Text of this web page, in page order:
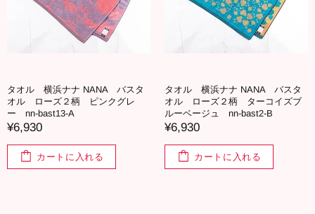
タオル 横浜ナナ NANA バスタ
オル ローズ２柄 ピンクグレ
ー nn-bast13-A
¥6,930
カートに入れる
タオル 横浜ナナ NANA バスタ
オル ローズ２柄 ターコイズブ
ルーベージュ nn-bast2-B
¥6,930
カートに入れる